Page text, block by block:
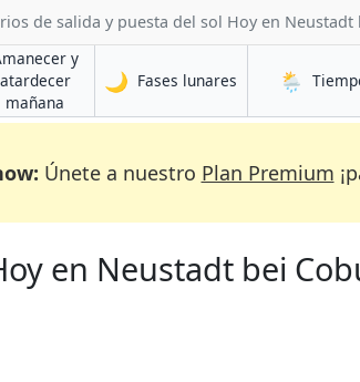
de salida y puesta del sol Hoy en Neustadt
bei Coburg
y
atardecer
mañana
🌙 Fases lunares en Neustadt bei
🌦️
Únete a nuestro Plan Premium
en Neustadt bei